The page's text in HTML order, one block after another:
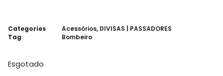
Categories Acessórios, DIVISAS | PASSADORES
Tag
Bombeiro
Esgotado